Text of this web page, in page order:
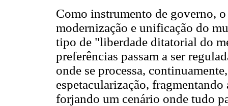
Como instrumento de governo,
modernização e unificação do
tipo de "liberdade ditatorial do
preferências passam a ser
onde se processa,
espetacularização,
forjando um cenário onde tudo